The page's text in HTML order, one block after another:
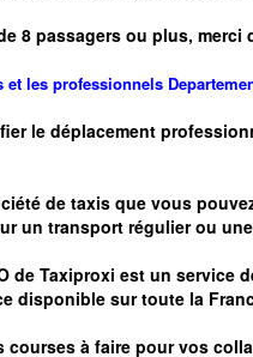
8 passagers ou plus,
et les professionnels
le déplacement
de taxis que vous
un transport régulierou
de Taxiproxi est un service
disponible sur toute la
courses à faire pour vos